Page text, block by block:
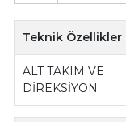
Teknik Özellikler
ALT TAKIM VE
DİREKSİYON